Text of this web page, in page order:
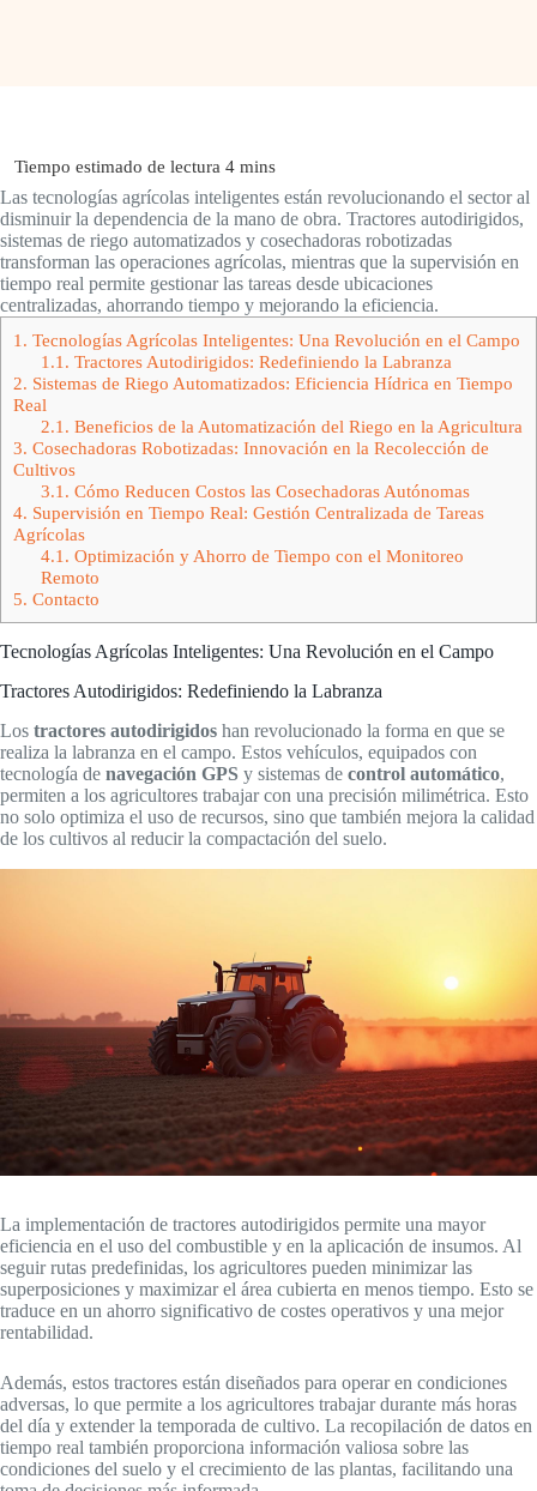
Las tecnologías agrícolas inteligentes están revolucionando el sector al
disminuir la dependencia de la mano de obra. Tractores autodirigidos,
sistemas de riego automatizados y cosechadoras robotizadas
transforman las operaciones agrícolas, mientras que la supervisión en
tiempo real permite gestionar las tareas desde ubicaciones
centralizadas, ahorrando tiempo y mejorando la eficiencia.
1. Tecnologías Agrícolas Inteligentes: Una Revolución en el Campo
1.1. Tractores Autodirigidos: Redefiniendo la Labranza
2. Sistemas de Riego Automatizados: Eficiencia Hídrica en Tiempo
Real
2.1. Beneficios de la Automatización del Riego en la Agricultura
3. Cosechadoras Robotizadas: Innovación en la Recolección de
Cultivos
3.1. Cómo Reducen Costos las Cosechadoras Autónomas
4. Supervisión en Tiempo Real: Gestión Centralizada de Tareas
Agrícolas
4.1. Optimización y Ahorro de Tiempo con el Monitoreo
Remoto
5. Contacto
Tecnologías Agrícolas Inteligentes: Una Revolución en el Campo
Tractores Autodirigidos: Redefiniendo la Labranza
Los tractores autodirigidos han revolucionado la forma en que se
realiza la labranza en el campo. Estos vehículos, equipados con
tecnología de navegación GPS y sistemas de control automático,
permiten a los agricultores trabajar con una precisión milimétrica. Esto
no solo optimiza el uso de recursos, sino que también mejora la calidad
de los cultivos al reducir la compactación del suelo.
La implementación de tractores autodirigidos permite una mayor
eficiencia en el uso del combustible y en la aplicación de insumos. Al
seguir rutas predefinidas, los agricultores pueden minimizar las
superposiciones y maximizar el área cubierta en menos tiempo. Esto se
traduce en un ahorro significativo de costes operativos y una mejor
rentabilidad.
Además, estos tractores están diseñados para operar en condiciones
adversas, lo que permite a los agricultores trabajar durante más horas
del día y extender la temporada de cultivo. La recopilación de datos en
tiempo real también proporciona información valiosa sobre las
condiciones del suelo y el crecimiento de las plantas, facilitando una